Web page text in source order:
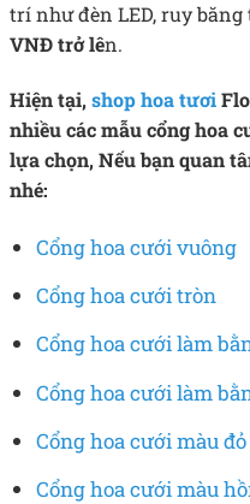
trí như đèn LED, ruy
VNĐ trở lên.
Hiện tại,shop hoa tươi
nhiều các mẫu cổng hoa
lựa chọn, Nếu bạn quan
nhé:
Cổng hoa cưới vuông
Cổng hoa cưới tròn
Cổng hoa cưới làm
Cổng hoa cưới làm
Cổng hoa cưới màu đỏ
Cổng hoa cưới màu